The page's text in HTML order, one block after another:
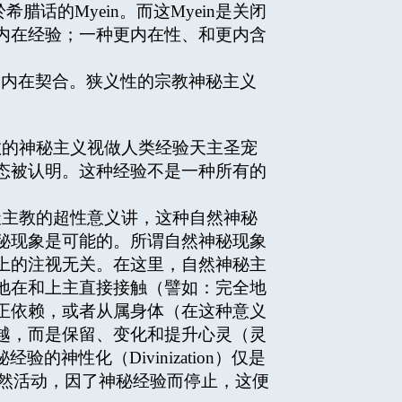
腊话的Myein。而这Myein是关闭
在经验；一种更内在性、和更内含
在契合。狭义性的宗教神秘主义
神秘主义视做人类经验天主圣宠
被认明。这种经验不是一种所有的
教的超性意义讲，这种自然神秘
象是可能的。所谓自然神秘现象
的注视无关。在这里，自然神秘主
在和上主直接接触（譬如：完全地
赖，或者从属身体（在这种意义
而是保留、变化和提升心灵（灵
验的神性化（Divinization）仅是
活动，因了神秘经验而停止，这便